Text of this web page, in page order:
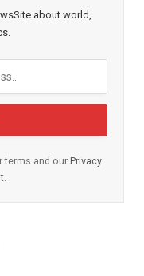
about world,
terms and our Privacy